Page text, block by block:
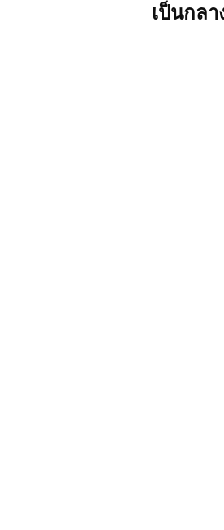
เป็นกลา